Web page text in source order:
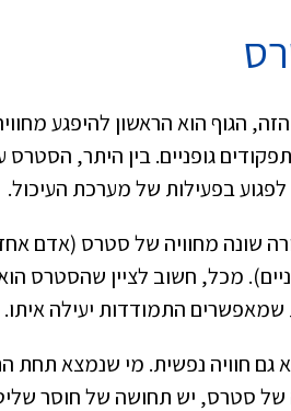
הזה, הגוף הוא הראשון להיפגע
גופניים. בין היתר,
בפעילות של מערכת העיכול.
שונה מחוויה של סטרס (אדם
מכל, חשוב לציין שהסטרס
שמאפשרים התמודדות יעילה איתו.
גם חוויה נפשית. מי שנמצא
של סטרס, יש תחושה של חוסר